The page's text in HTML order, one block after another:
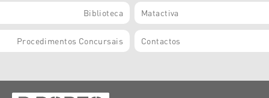
Biblioteca Matactiva
Procedimentos Concursais Contactos